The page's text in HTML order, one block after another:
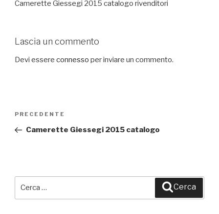
Camerette Giessegi 2015 catalogo rivenditori
Lascia un commento
Devi essere connesso per inviare un commento.
Navigazione
Articolo
precedente:
PRECEDENTE
Camerette Giessegi 2015 catalogo
Cerca